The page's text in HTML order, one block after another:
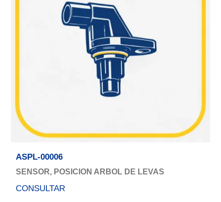
ASPL-00006
SENSOR, POSICION ARBOL DE LEVAS
CONSULTAR